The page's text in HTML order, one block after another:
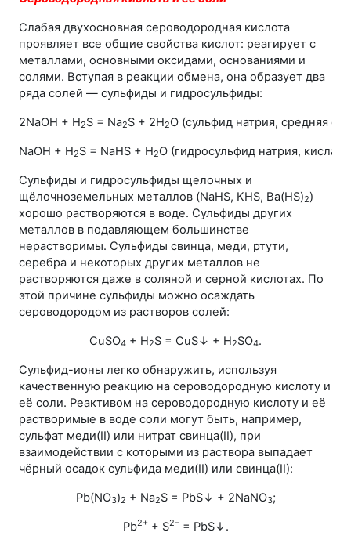
Слабая двухосновная сероводородная кислота
проявляет все общие свойства кислот: реагирует с
металлами, основными оксидами, основаниями и
солями. Вступая в реакции обмена, она образует два
ряда солей — сульфиды и гидросульфиды:
2NaOH + H2S = Na2S + 2H2O (cульфид натрия, средняя
NaOH + H2S = NaHS + H2O (гидросульфид натрия, кислая
Сульфиды и гидросульфиды щелочных и
щёлочноземельных металлов (NaHS, KНS, Ba(HS)2)
хорошо растворяются в воде. Сульфиды других
металлов в подавляющем большинстве
нерастворимы. Сульфиды свинца, меди, ртути,
серебра и некоторых других металлов не
растворяются даже в соляной и серной кислотах. По
этой причине сульфиды можно осаждать
сероводородом из растворов солей:
CuSO4 + H2S = CuS↓ + H2SO4.
Сульфид-ионы легко обнаружить, используя
качественную реакцию на сероводородную кислоту и
её соли. Реактивом на сероводородную кислоту и её
растворимые в воде соли могут быть, например,
сульфат меди(II) или нитрат свинца(II), при
взаимодействии с которыми из раствора выпадает
чёрный осадок сульфида меди(II) или свинца(II):
Pb(NO3)2 + Na2S = PbS↓ + 2NaNO3;
Pb2+ + S2–= PbS↓.